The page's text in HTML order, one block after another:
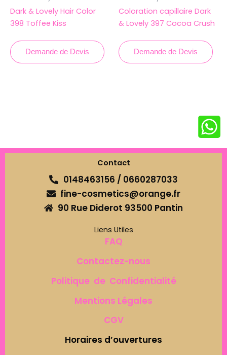
Dark & Lovely Hair Color
398 Toffee Kiss
Demande de Devis
Coloration capillaire Dark
& ​​Lovely 397 Cocoa Crush
Demande de Devis
Contact
0148463156 / 0660287033
fine-cosmetics@orange.fr
90 Rue Diderot 93500 Pantin
Liens Utiles
FAQ
Contactez-nous
Politique de Confidentialité
Mentions Légales
CGV
Horaires d’ouvertures